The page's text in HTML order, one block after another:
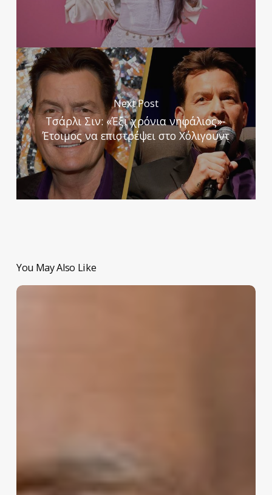
Next Post
Τσάρλι Σιν: «Έξι χρόνια νηφάλιος»-
Έτοιμος να επιστρέψει στο Χόλιγουντ
You May Also Like